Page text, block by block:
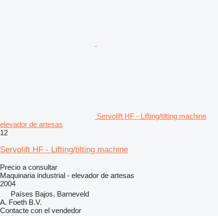
Servolift HF - Lifting/tilting machine
elevador de artesas
12
Servolift HF - Lifting/tilting machine
Precio a consultar
Maquinaria industrial - elevador de artesas
2004
Países Bajos, Barneveld
A. Foeth B.V.
Contacte con el vendedor